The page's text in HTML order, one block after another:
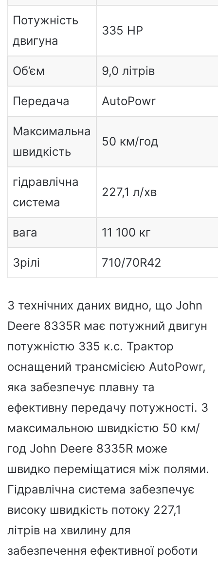
Потужність
двигуна
335 HP
Об’єм 9,0 літрів
Передача AutoPowr
Максимальна
швидкість
50 км/год
гідравлічна
система
227,1 л/хв
вага 11 100 кг
Зрілі 710/70R42
З технічних даних видно, що John
Deere 8335R має потужний двигун
потужністю 335 к.с. Трактор
оснащений трансмісією AutoPowr,
яка забезпечує плавну та
ефективну передачу потужності. З
максимальною швидкістю 50 км/
год John Deere 8335R може
швидко переміщатися між полями.
Гідравлічна система забезпечує
високу швидкість потоку 227,1
літрів на хвилину для
забезпечення ефективної роботи